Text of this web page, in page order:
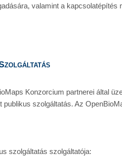
valamint a kapcsolatépítés
Konzorcium partnerei által
szolgáltatás. Az
szolgáltatás szolgáltatója: